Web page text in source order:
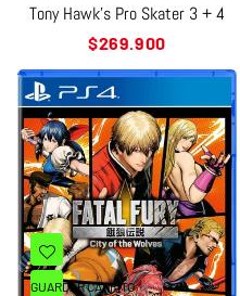
Tony Hawk’s Pro Skater 3 + 4
Precio
$269.900
GUARDAR CARRITO